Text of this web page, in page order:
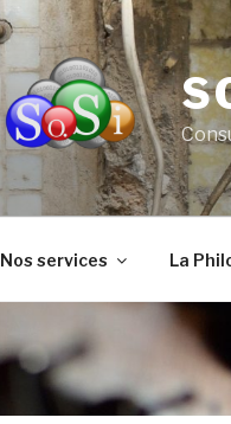
Nos services La